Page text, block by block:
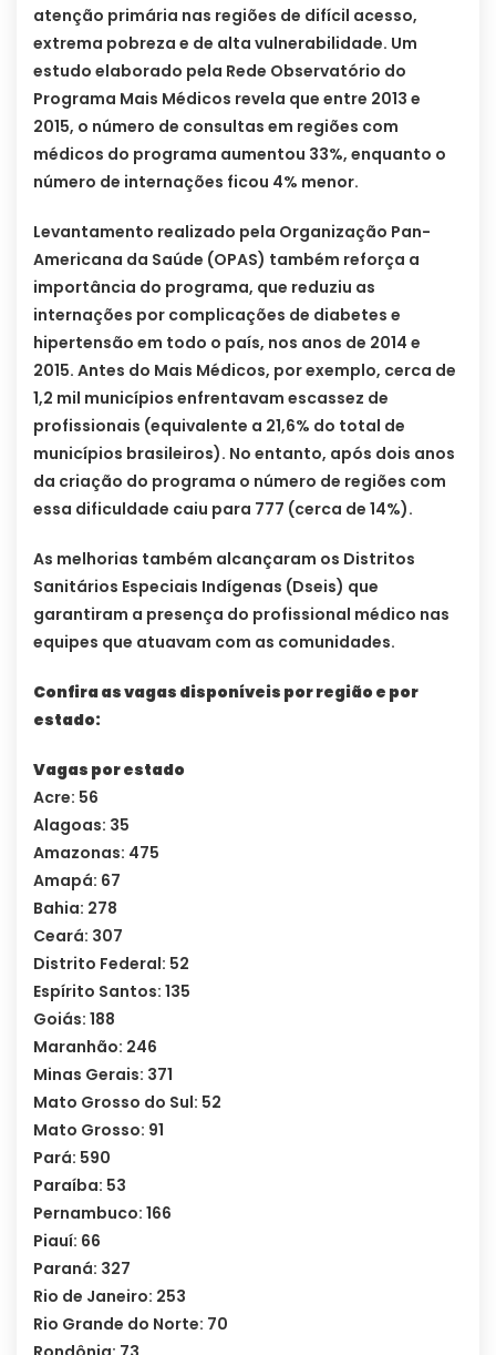
atenção primária nas regiões de difícil acesso,
extrema pobreza e de alta vulnerabilidade. Um
estudo elaborado pela Rede Observatório do
Programa Mais Médicos revela que entre 2013 e
2015, o número de consultas em regiões com
médicos do programa aumentou 33%, enquanto o
número de internações ficou 4% menor.
Levantamento realizado pela Organização Pan-
Americana da Saúde (OPAS) também reforça a
importância do programa, que reduziu as
internações por complicações de diabetes e
hipertensão em todo o país, nos anos de 2014 e
2015. Antes do Mais Médicos, por exemplo, cerca de
1,2 mil municípios enfrentavam escassez de
profissionais (equivalente a 21,6% do total de
municípios brasileiros). No entanto, após dois anos
da criação do programa o número de regiões com
essa dificuldade caiu para 777 (cerca de 14%).
As melhorias também alcançaram os Distritos
Sanitários Especiais Indígenas (Dseis) que
garantiram a presença do profissional médico nas
equipes que atuavam com as comunidades.
Confira as vagas disponíveis por região e por
estado:
Vagas por estado
Acre: 56
Alagoas: 35
Amazonas: 475
Amapá: 67
Bahia: 278
Ceará: 307
Distrito Federal: 52
Espírito Santos: 135
Goiás: 188
Maranhão: 246
Minas Gerais: 371
Mato Grosso do Sul: 52
Mato Grosso: 91
Pará: 590
Paraíba: 53
Pernambuco: 166
Piauí: 66
Paraná: 327
Rio de Janeiro: 253
Rio Grande do Norte: 70